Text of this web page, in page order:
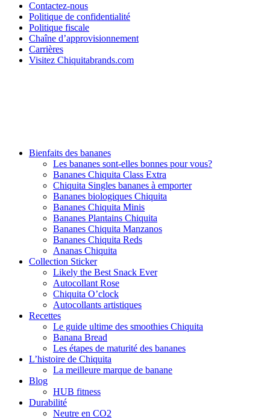
Contactez-nous
Politique de confidentialité
Politique fiscale
Chaîne d’approvisionnement
Carrières
Visitez Chiquitabrands.com
Bienfaits des bananes
Les bananes sont-elles bonnes pour vous?
Bananes Chiquita Class Extra
Chiquita Singles bananes à emporter
Bananes biologiques Chiquita
Bananes Chiquita Minis
Bananes Plantains Chiquita
Bananes Chiquita Manzanos
Bananes Chiquita Reds
Ananas Chiquita
Collection Sticker
Likely the Best Snack Ever
Autocollant Rose
Chiquita O’clock
Autocollants artistiques
Recettes
Le guide ultime des smoothies Chiquita
Banana Bread
Les étapes de maturité des bananes
L’histoire de Chiquita
La meilleure marque de banane
Blog
HUB fitness
Durabilité
Neutre en CO2